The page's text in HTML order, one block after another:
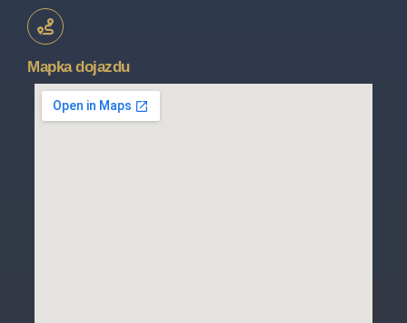
Mapka dojazdu